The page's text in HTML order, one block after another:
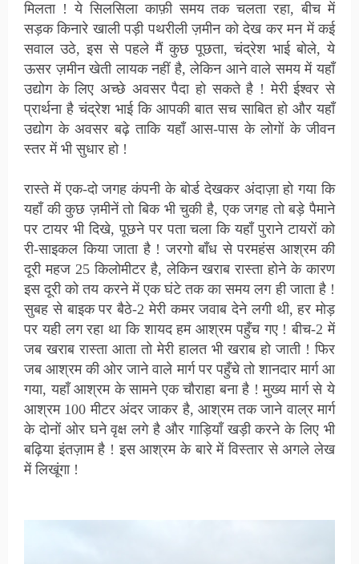
मिलता ! ये सिलसिला काफ़ी समय तक चलता रहा, बीच में
सड़क किनारे खाली पड़ी पथरीली ज़मीन को देख कर मन में कई
सवाल उठे, इस से पहले मैं कुछ पूछता, चंद्रेश भाई बोले, ये
ऊसर ज़मीन खेती लायक नहीं है, लेकिन आने वाले समय में यहाँ
उद्योग के लिए अच्छे अवसर पैदा हो सकते है ! मेरी ईश्वर से
प्रार्थना है चंद्रेश भाई कि आपकी बात सच साबित हो और यहाँ
उद्योग के अवसर बढ़े ताकि यहाँ आस-पास के लोगों के जीवन
स्तर में भी सुधार हो !
रास्ते में एक-दो जगह कंपनी के बोर्ड देखकर अंदाज़ा हो गया कि
यहाँ की कुछ ज़मीनें तो बिक भी चुकी है, एक जगह तो बड़े पैमाने
पर टायर भी दिखे, पूछने पर पता चला कि यहाँ पुराने टायरों को
री-साइकल किया जाता है ! जरगो बाँध से परमहंस आश्रम की
दूरी महज 25 किलोमीटर है, लेकिन खराब रास्ता होने के कारण
इस दूरी को तय करने में एक घंटे तक का समय लग ही जाता है !
सुबह से बाइक पर बैठे-2 मेरी कमर जवाब देने लगी थी, हर मोड़
पर यही लग रहा था कि शायद हम आश्रम पहुँच गए ! बीच-2 में
जब खराब रास्ता आता तो मेरी हालत भी खराब हो जाती ! फिर
जब आश्रम की ओर जाने वाले मार्ग पर पहुँचे तो शानदार मार्ग आ
गया, यहाँ आश्रम के सामने एक चौराहा बना है ! मुख्य मार्ग से ये
आश्रम 100 मीटर अंदर जाकर है, आश्रम तक जाने वाल्र मार्ग
के दोनों ओर घने वृक्ष लगे है और गाड़ियाँ खड़ी करने के लिए भी
बढ़िया इंतज़ाम है ! इस आश्रम के बारे में विस्तार से अगले लेख
में लिखूंगा !